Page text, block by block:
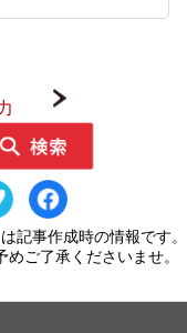
記事作成時の情報です。
ご了承くださいませ。